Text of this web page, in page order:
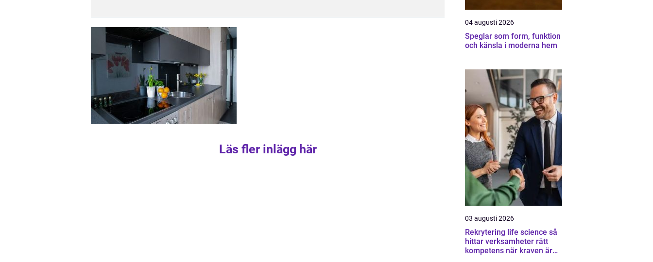
Läs fler inlägg här
04 augusti 2026
Speglar som form, funktion
och känsla i moderna hem
03 augusti 2026
Rekrytering life science så
hittar verksamheter rätt
kompetens när kraven är